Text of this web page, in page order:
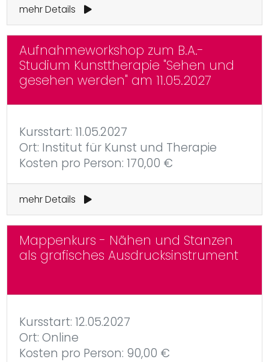
mehr Details
Aufnahmeworkshop zum B.A.-
Studium Kunsttherapie "Sehen und
gesehen werden" am 11.05.2027
Kursstart: 11.05.2027
Ort: Institut für Kunst und Therapie
Kosten pro Person: 170,00 €
mehr Details
Mappenkurs - Nähen und Stanzen
als grafisches Ausdrucksinstrument
Kursstart: 12.05.2027
Ort: Online
Kosten pro Person: 90,00 €